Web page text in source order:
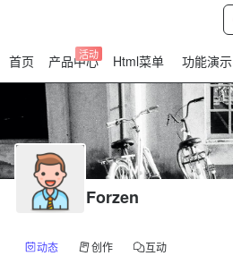
首页 产品中心
活动 Html菜单 功能演示
Forzen
动态 创作 互动